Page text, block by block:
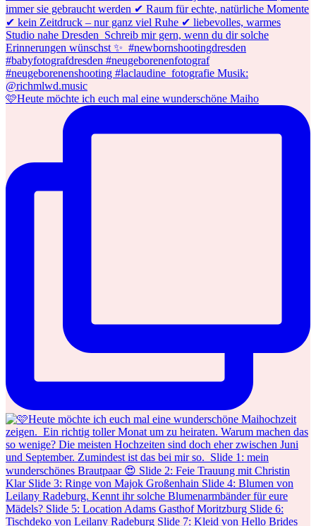
🩷Heute möchte ich euch mal eine wunderschöne Maiho